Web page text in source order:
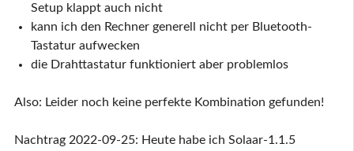
Setup klappt auch nicht
kann ich den Rechner generell nicht per Bluetooth-
Tastatur aufwecken
die Drahttastatur funktioniert aber problemlos
Also: Leider noch keine perfekte Kombination gefunden!
Nachtrag 2022-09-25: Heute habe ich Solaar-1.1.5